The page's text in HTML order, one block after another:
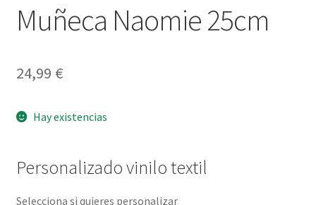
Muñeca Naomie 25cm
24,99 €
Hay existencias
Personalizado vinilo textil
Selecciona si quieres personalizar